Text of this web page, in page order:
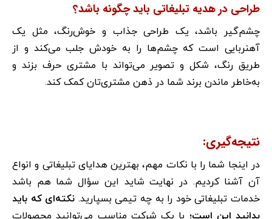
طراحی در هدیه تبلیغاتی باید چگونه باشد؟
چشم‌گیر باشد، یک طراحی جذاب و خوش‌رنگ، مثل یک
آهنربایی است که چشم‌ها را به خودش جلب می‌کند و از
طریق رنگ، شکل و تصویر می‌تواند با مشتری حرف بزند و
به‌خاطر ماندن برند شما در ذهن مشتری‌تان کمک کند.
نتیجه‌گیری:
در اینجا شما را با نکات مهم، بهترین هدایای تبلیغاتی و انواع
آن آشنا کردیم. در نهایت شاید این سؤال شما هم باشد
خدمات تبلیغاتی خود را به چه تیمی بسپارید. نکته‌ای که باید
بدانید این است؛ با یک شرکت مناسب می‌توانید محصولات